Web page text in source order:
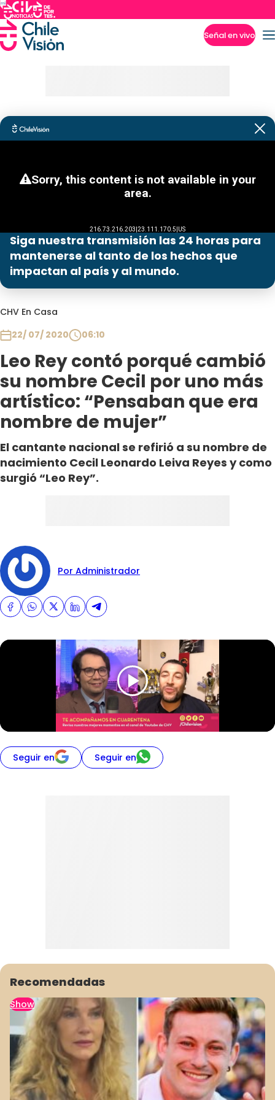
Señal en vivo
Siga nuestra transmisión las 24 horas para
mantenerse al tanto de los hechos que
impactan al país y al mundo.
CHV En Casa
22/ 07/ 2020
06:10
Leo Rey contó porqué cambió
su nombre Cecil por uno más
artístico: “Pensaban que era
nombre de mujer”
El cantante nacional se refirió a su nombre de
nacimiento Cecil Leonardo Leiva Reyes​ y como
surgió “Leo Rey”.
Por Administrador
Seguir en Seguir en
Recomendadas
Show
Programas
Club De La Comedia
Contigo en Directo
Plan Perfecto
El Tiempo
Sabingo
Todos Los Programas